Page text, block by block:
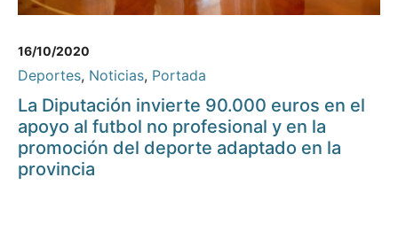
16/10/2020
Deportes, Noticias, Portada
La Diputación invierte 90.000 euros en el
apoyo al futbol no profesional y en la
promoción del deporte adaptado en la
provincia